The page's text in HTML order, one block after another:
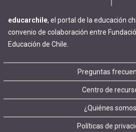
educarchile, el portal de la educación
convenio de colaboración entre
Educación de Chile.
Footer
menu
Preguntas
Centro de
¿Quiénes
Políticas de